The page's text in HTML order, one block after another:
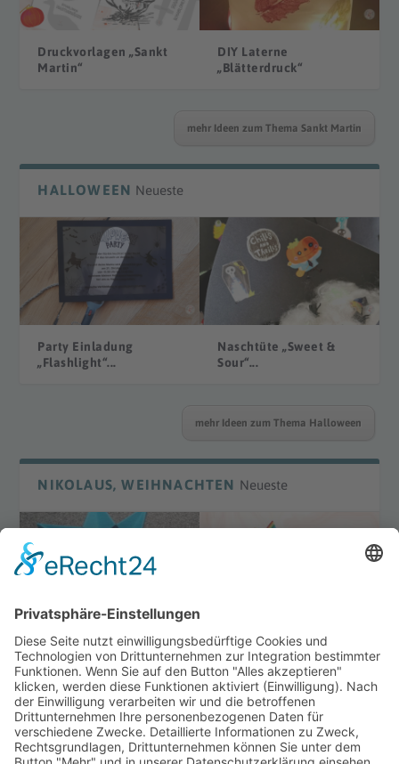
Druckvorlagen „Sankt
Martin“
DIY Laterne
„Blätterdruck“
mehr Ideen zum Thema Sankt Martin
HALLOWEEN Neueste
Party Einladung
„Flashlight“...
Naschtüte „Sweet &
Sour“...
mehr Ideen zum Thema Halloween
NIKOLAUS, WEIHNACHTEN Neueste
DIY Laterne „Waldorf“
DIY Bügelperlenmotive
Winter
mehr Ideen zum Thema Weihnachten